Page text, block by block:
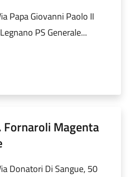
Papa Giovanni Paolo II
PS Generale...
Fornaroli Magenta
Donatori Di Sangue, 50